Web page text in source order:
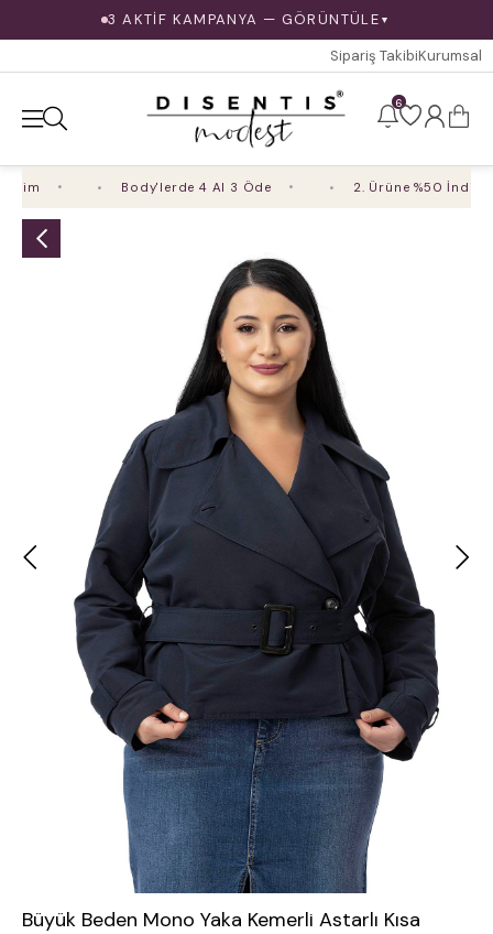
3 AKTİF KAMPANYA — GÖRÜNTÜLE ▼
Sipariş TakibiKurumsal
6
Body'lerde 4 Al 3 Öde 2. Ürüne %50 İndirim
Büyük Beden Mono Yaka Kemerli Astarlı Kısa